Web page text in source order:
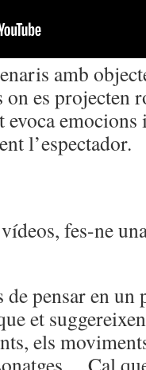
amb
es projecten
emocions
l’espectador.
fes-ne
pensar en
et
els
Cal